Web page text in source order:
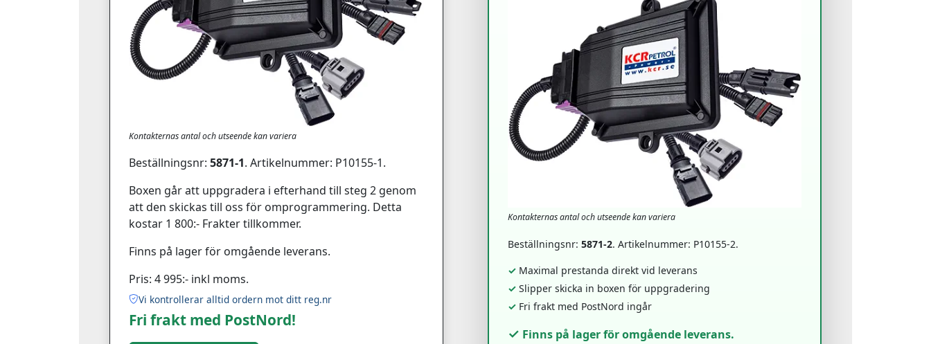
Kontakternas antal och utseende kan variera
Beställningsnr: 5871-1. Artikelnummer: P10155-1.
Boxen går att uppgradera i efterhand till steg 2 genom
att den skickas till oss för omprogrammering. Detta
kostar 1 800:- Frakter tillkommer.
Finns på lager för omgående leverans.
Pris: 4 995:- inkl moms.
Vi kontrollerar alltid ordern mot ditt reg.nr
Fri frakt med PostNord!
Kontakternas antal och utseende kan variera
Beställningsnr: 5871-2. Artikelnummer: P10155-2.
✓ Maximal prestanda direkt vid leverans
✓ Slipper skicka in boxen för uppgradering
✓ Fri frakt med PostNord ingår
✓ Finns på lager för omgående leverans.